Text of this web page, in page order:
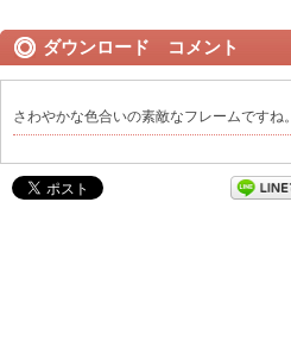
ダウンロード コメント
さわやかな色合いの素敵なフレームですね。